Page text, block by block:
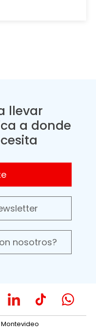
llevar
a donde
nosotros?
Montevideo